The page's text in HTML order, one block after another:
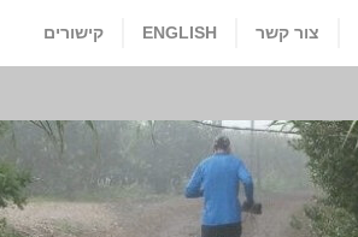
צור קשר ENGLISH קישורים